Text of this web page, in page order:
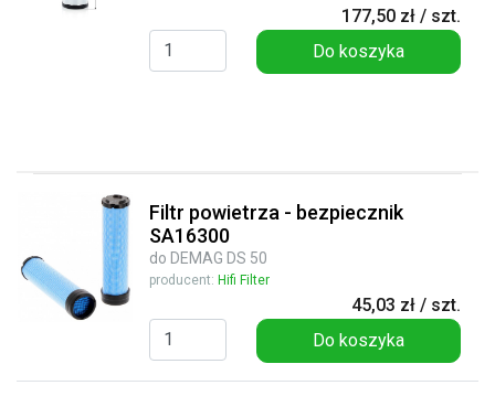
177,50 zł / szt.
Do koszyka
Filtr powietrza - bezpiecznik
SA16300
do DEMAG DS 50
producent: Hifi Filter
45,03 zł / szt.
Do koszyka